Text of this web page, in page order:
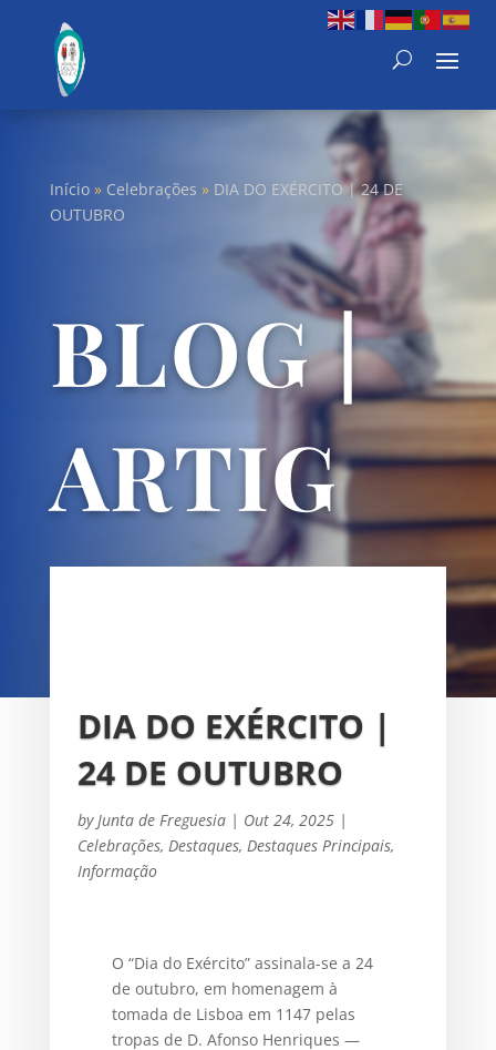
Início» Celebrações » DIA DO EXÉRCITO | 24 DE
OUTUBRO
BLOG |
ARTIG
OS
DIA DO EXÉRCITO |
24 DE OUTUBRO
by Junta de Freguesia| Out 24, 2025|
Celebrações, Destaques, Destaques Principais,
Informação
O “Dia do Exército” assinala-se a 24
de outubro, em homenagem à
tomada de Lisboa em 1147 pelas
tropas de D. Afonso Henriques —